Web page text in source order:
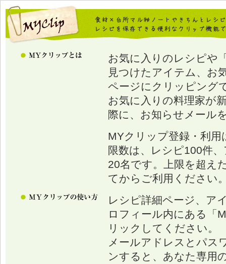
お気に入りのレシピや
見つけたアイテム、お
ページにクリッピング
お気に入りの料理家が
際に、お知らせメール
MYクリップ登録・利
限数は、レシピ100件
20名です。上限を超え
てからご利用ください
レシピ詳細ページ、ア
ロフィール内にある「
リックしてください。
メールアドレスとパス
ンすると、あなた専用